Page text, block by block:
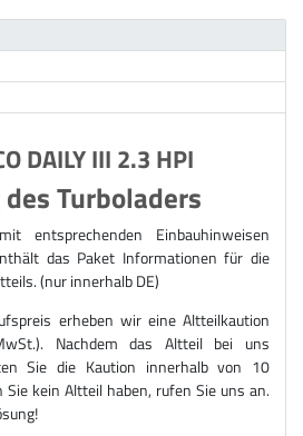
DAILY III 2.3 HPI
Turboladers
entsprechenden Einbauhinweisen
das Paket Informationen für die
(nur innerhalb DE)
erheben wir eine Altteilkaution
Nachdem das Altteil bei uns
Sie die Kaution innerhalb von 10
Sie kein Altteil haben, rufen Sie uns an.